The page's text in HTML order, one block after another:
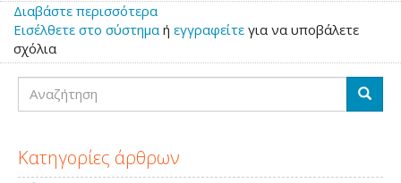
Διαβάστε περισσότερα
το
2025,
Εισέλθετε στο σύστημα ή εγγραφείτε για να υποβάλετε
σχόλια
Αναζήτηση
Κατηγορίες άρθρων